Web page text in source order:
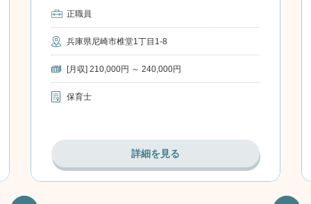
正職員
兵庫県尼崎市椎堂1丁目1-8
[月収] 210,000円 ～ 240,000円
保育士
詳細を見る